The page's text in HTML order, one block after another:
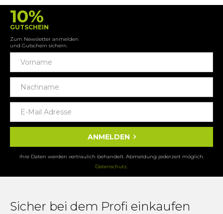
10%
GUTSCHEIN
Zum Newsletter anmelden
und Gutschein sichern.
ANMELDEN
Ihre Daten werden vertraulich behandelt. Abmeldung jederzeit möglich.
Datenschutz.
Sicher bei dem Profi einkaufen